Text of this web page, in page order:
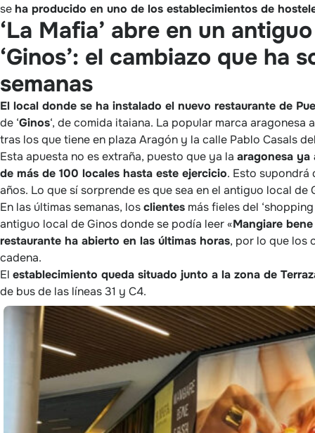
seha producido en uno de los establecimientos de
‘La Mafia’ abre en un
‘Ginos’: el cambiazo que
semanas
El local donde se ha instalado el nuevo restaurante de
de ‘Ginos‘, de comida itaiana. La popular marca
tras los que tiene en plaza Aragón y la calle Pablo Casals
Esta apuesta no es extraña, puesto que ya la aragonesa ya
de más de 100 locales hasta este ejercicio. Esto supondrá
años. Lo que sí sorprende es que sea en el antiguo local
En las últimas semanas, losclientes más fieles del
antiguo local de Ginos donde se podía leer «Mangiare
restaurante ha abierto en las últimas horas, por lo que los
cadena.
El establecimiento queda situado junto a la zona de
de bus de las líneas 31 y C4.